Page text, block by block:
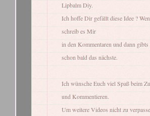
Lipbalm Diy.
Ich hoffe Dir gefällt diese Idee ?
schreib es Mir
in den Kommentaren und dann gibts
schon bald das nächste.
Ich wünsche Euch viel Spaß beim
und Kommentieren.
Um weitere Videos nicht zu